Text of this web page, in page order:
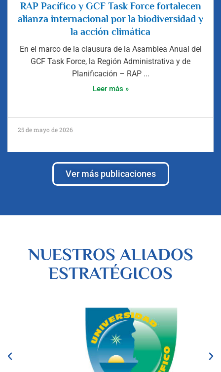
RAP Pacífico y GCF Task Force fortalecen
alianza internacional por la biodiversidad y
la acción climática
En el marco de la clausura de la Asamblea Anual del
GCF Task Force, la Región Administrativa y de
Planificación – RAP ...
Leer más »
25 de mayo de 2026
Ver más publicaciones
NUESTROS ALIADOS
ESTRATÉGICOS